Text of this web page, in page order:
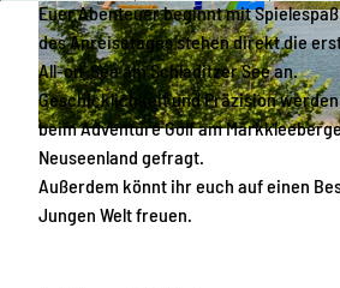
© KI-optimiert
© Kletterpark am Markkleeberger See © KI-
Euer Abenteuer beginnt mit
des Anreisetages stehen direkt die
All-on-Sea am Schladitzer See an.
Geschicklichkeit und Präzision
beim Adventure Golf am
Neuseenland gefragt.
Außerdem könnt ihr euch auf einen
Jungen Welt freuen.